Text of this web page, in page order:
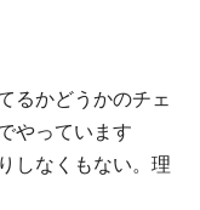
るかどうかのチェ
やっています
しなくもない。理